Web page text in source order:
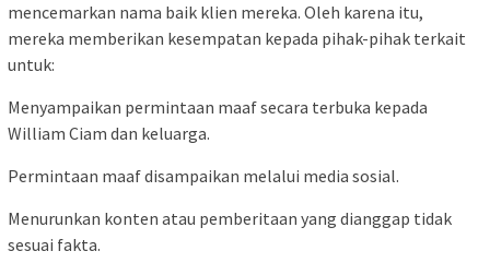
mencemarkan nama baik klien mereka. Oleh karena itu,
mereka memberikan kesempatan kepada pihak-pihak terkait
untuk:
Menyampaikan permintaan maaf secara terbuka kepada
William Ciam dan keluarga.
Permintaan maaf disampaikan melalui media sosial.
Menurunkan konten atau pemberitaan yang dianggap tidak
sesuai fakta.